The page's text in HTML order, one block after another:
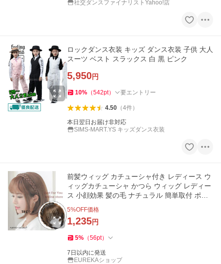
社交ダンスファイナリストYahoo!店
ロックダンス衣装 キッズ ダンス衣装 子供 大人
スーツ ベスト スラックス 白 黒 ピンク
5,950円
10% （542pt） 要エントリー
4.50（4件）
本日翌日お届け非対応
SIMS-MART.YS キッズダンス衣装
前髪ウィッグ カチューシャ付き レディース ウ
ィッグカチューシャ かつら ウィッグ レディー
ス 小顔効果 髪の毛 ナチュラル 簡単取付 ポイ
5%OFF価格
1,235円
5% （56pt）
7日以内に発送
EUREKAショップ